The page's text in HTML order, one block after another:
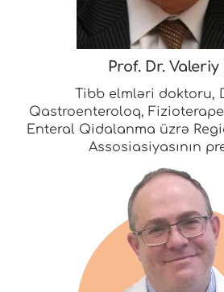
Prof. Dr.
Tibb elmləri doktoru,
Qastroenteroloq,
Enteral Qidalanma üzrə
Assosiasiyasının